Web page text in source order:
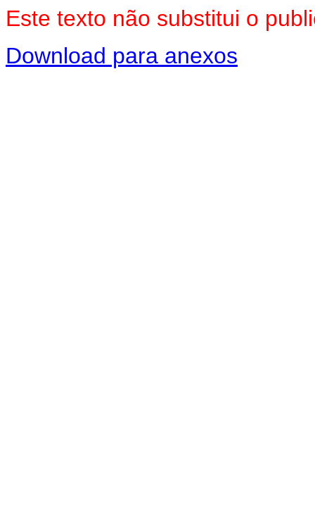
Este texto não substitui o
Download para anexos